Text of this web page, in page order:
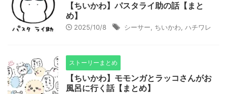
【ちいかわ】パスタライ助の話【まと
め】
2025/10/8 シーサー ちいかわ ハチワレ
ストーリーまとめ
【ちいかわ】モモンガとラッコさんがお
風呂に行く話【まとめ】